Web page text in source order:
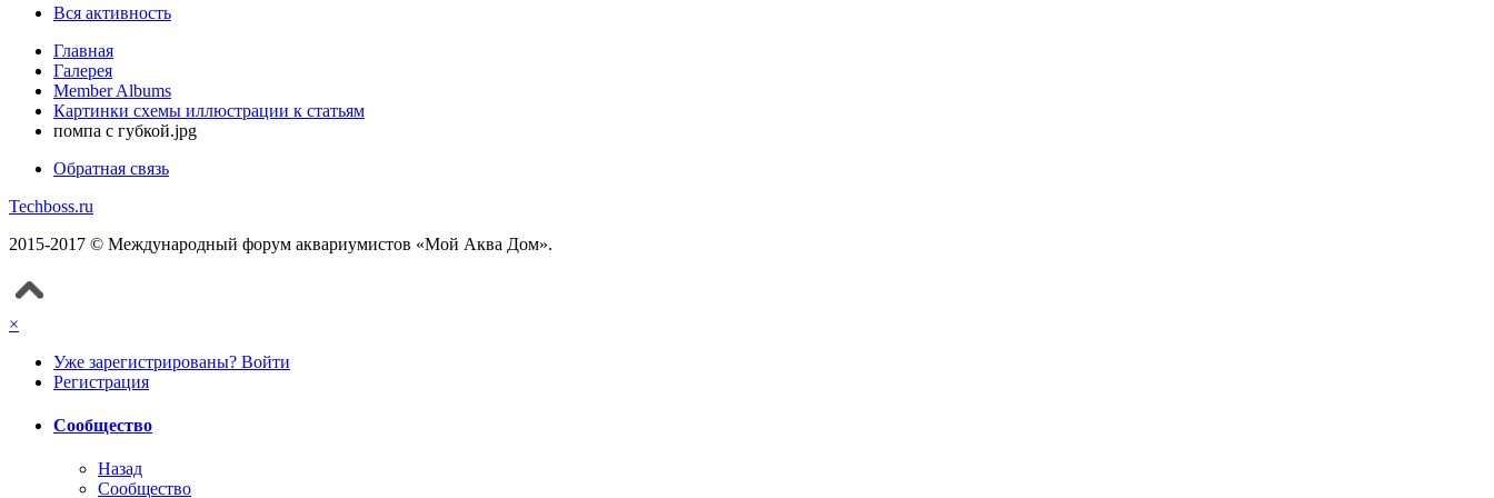
Вся активность
Главная
Галерея
Member Albums
Картинки схемы иллюстрации к статьям
помпа с губкой.jpg
Обратная связь
Techboss.ru
2015-2017 © Международный форум аквариумистов «Мой Аква Дом».
×
Уже зарегистрированы? Войти
Регистрация
Сообщество
Назад
Сообщество